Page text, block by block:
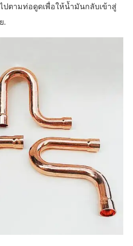
ปตามท่อดูดเพื่อให้น้ำมันกลับเข้าสู่
.